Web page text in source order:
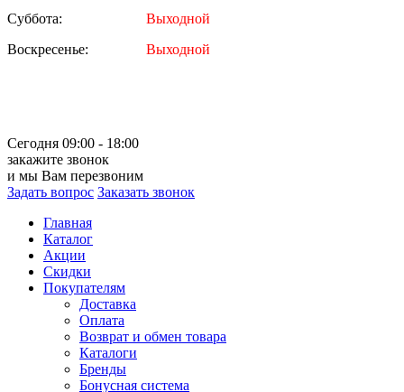
Суббота:
Выходной
Воскресенье:
Выходной
Сегодня 09:00 - 18:00
закажите звонок
и мы Вам перезвоним
Задать вопрос Заказать звонок
Главная
Каталог
Акции
Скидки
Покупателям
Доставка
Оплата
Возврат и обмен товара
Каталоги
Бренды
Бонусная система